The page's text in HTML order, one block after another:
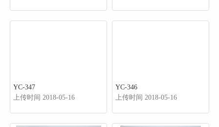
YC-347
上传时间 2018-05-16
YC-346
上传时间 2018-05-16